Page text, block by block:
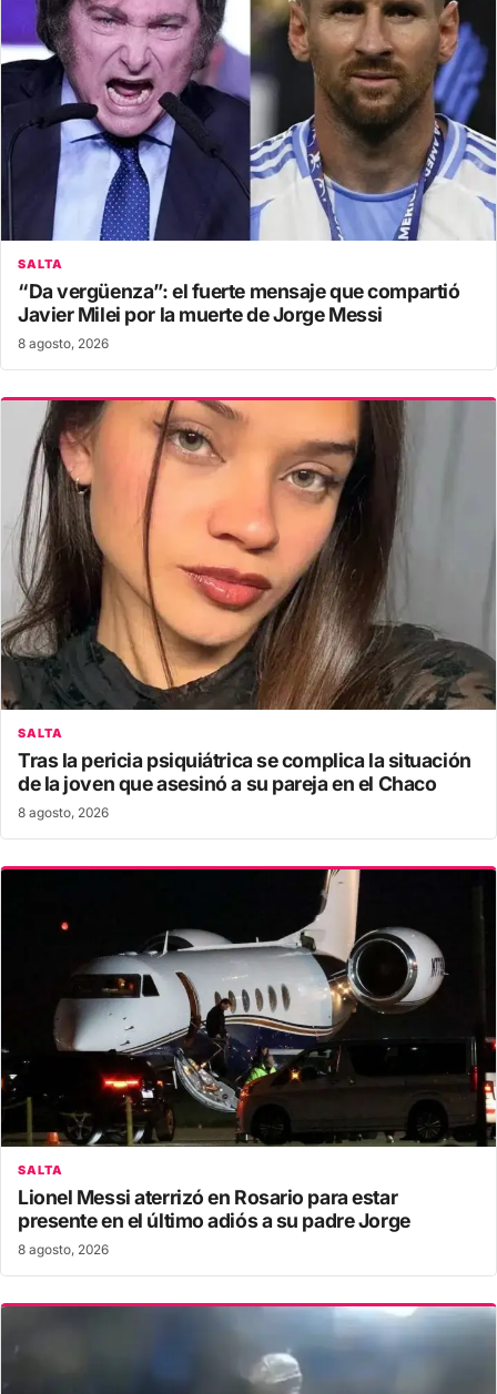
SALTA
“Da vergüenza”: el fuerte mensaje que compartió
Javier Milei por la muerte de Jorge Messi
8 agosto, 2026
SALTA
Tras la pericia psiquiátrica se complica la situación
de la joven que asesinó a su pareja en el Chaco
8 agosto, 2026
SALTA
Lionel Messi aterrizó en Rosario para estar
presente en el último adiós a su padre Jorge
8 agosto, 2026